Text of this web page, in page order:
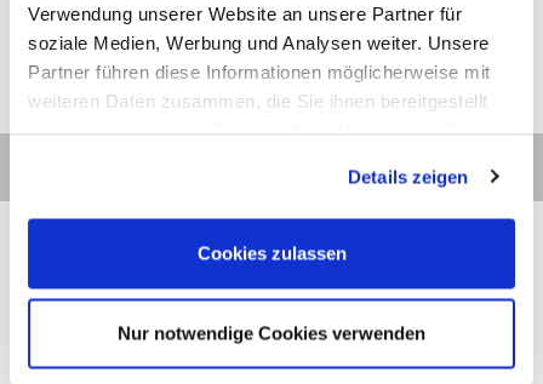
Verwendung unserer Website an unsere Partner für
soziale Medien, Werbung und Analysen weiter. Unsere
Partner führen diese Informationen möglicherweise mit
weiteren Daten zusammen, die Sie ihnen bereitgestellt
Details zeigen
Cookies zulassen
Nur notwendige Cookies verwenden